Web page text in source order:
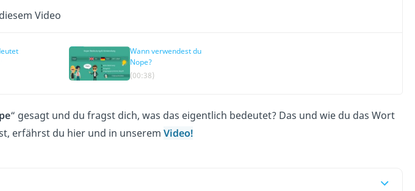
Video
Wann verwendest du
Nope?
(00:38)
“ gesagt und du fragst dich, was das eigentlich bedeutet? Das und wie du das Wort
erfährst du hier und in unserem Video!